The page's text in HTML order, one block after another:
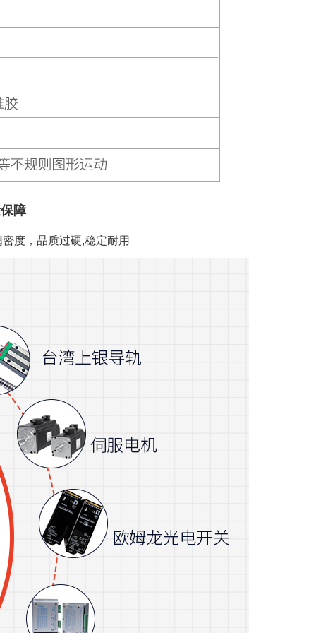
障
度，品质过硬,稳定耐用